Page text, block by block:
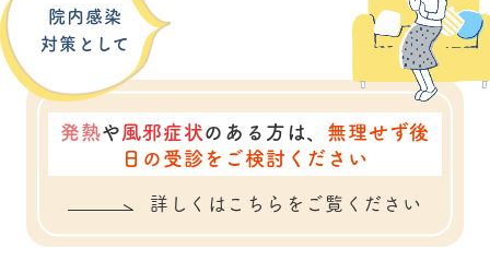
院内感染
対策として
発熱や風邪症状のある方は、 無理せず後
日の受診をご検討ください
詳しくはこちらをご覧ください